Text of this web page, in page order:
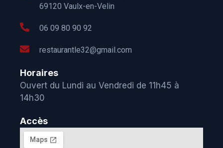
69120 Vaulx-en-Velin
06 09 80 90 92
restaurantle32@gmail.com
Horaires
Ouvert du Lundi au Vendredi de 11h45 à
14h30
Accès